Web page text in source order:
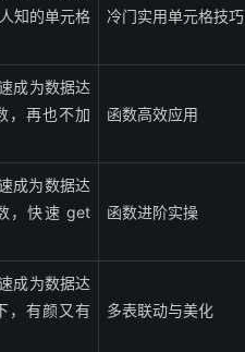
知的单元格
冷门实用单元格技巧
成为数据达
，再也不加
函数高效应用
成为数据达
，快速 get
函数进阶实操
成为数据达
，有颜又有
多表联动与美化